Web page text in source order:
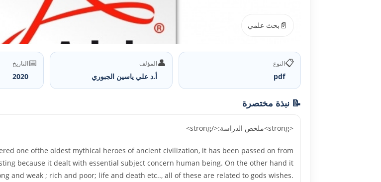
📄 بحث علمي
📋النوع
pdf
👤المؤلف
أ.د علي ياسين الجبوري
📅التاريخ
2020
📝 نبذة مختصرة
<strong>ملخص الدراسة:</strong>
one ofthe oldest mythical heroes of ancient civilization, it has been passed on from
because it dealt with essential subject concern human being. On the other hand it
and weak ; rich and poor; life and death etc.., all of these are related to gods wishes.